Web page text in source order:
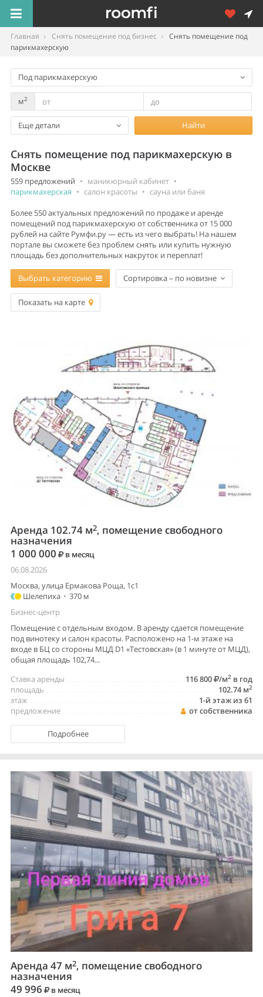
Главная Снять помещение под бизнес
Снять помещение под
парикмахерскую
Под парикмахерскую
м2
Еще детали Найти
Снять помещение под парикмахерскую в
Москве
559 предложений • маникюрный кабинет •
парикмахерская • салон красоты • сауна или баня
Более 550 актуальных предложений по продаже и аренде
помещений под парикмахерскую от собственника от 15 000
рублей на сайте Румфи.ру — есть из чего выбрать! На нашем
портале вы сможете без проблем снять или купить нужную
площадь без дополнительных накруток и переплат!
Выбрать категорию Сортировка – по новизне
Показать на карте
Аренда 102.74 м2, помещение свободного
назначения
1 000 000
в месяц
06.08.2026
Москва, улица Ермакова Роща, 1с1
Шелепиха • 370 м
Бизнес-центр
Помещение с отдельным входом. В аренду сдается помещение
под винотеку и салон красоты. Расположено на 1-м этаже на
входе в БЦ со стороны МЦД D1 «Тестовская» (в 1 минуте от МЦД),
общая площадь 102,74...
116 800
/м2 в год
Ставка аренды
102.74 м2
площадь
1-й этаж из 61
этаж
от собственника
предложение
Подробнее
Аренда 47 м2, помещение свободного
назначения
49 996
в месяц